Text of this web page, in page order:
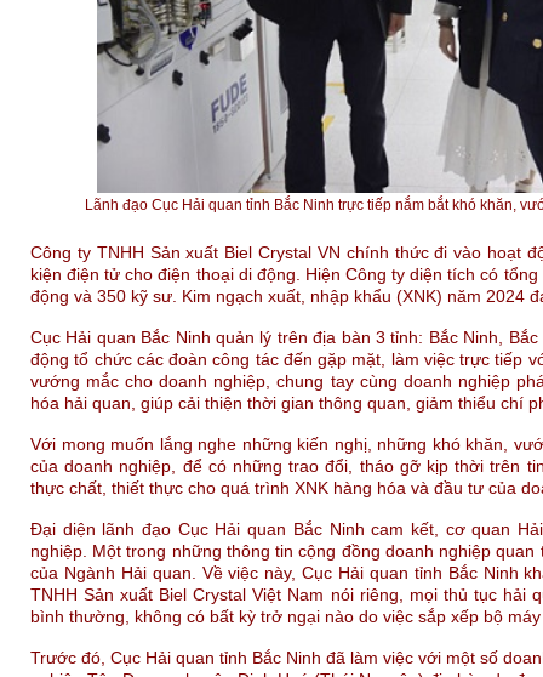
Lãnh đạo Cục Hải quan tỉnh Bắc Ninh trực tiếp nắm bắt khó khăn,
Công ty TNHH Sản xuất Biel Crystal VN chính thức đi vào hoạt
kiện điện tử cho điện thoại di động. Hiện Công ty diện tích có
động và 350 kỹ sư. Kim ngạch xuất, nhập khẩu (XNK) năm 2024
Cục Hải quan Bắc Ninh quản lý trên địa bàn 3 tỉnh: Bắc Ninh,
động tổ chức các đoàn công tác đến gặp mặt, làm việc trực tiếp
vướng mắc cho doanh nghiệp, chung tay cùng doanh nghiệp
hóa hải quan, giúp cải thiện thời gian thông quan, giảm thiểu chí
Với mong muốn lắng nghe những kiến nghị, những khó khăn,
của doanh nghiệp, để có những trao đổi, tháo gỡ kịp thời trên
thực chất, thiết thực cho quá trình XNK hàng hóa và đầu tư của
Đại diện lãnh đạo Cục Hải quan Bắc Ninh cam kết, cơ quan
nghiệp. Một trong những thông tin cộng đồng doanh nghiệp
của Ngành Hải quan. Về việc này, Cục Hải quan tỉnh Bắc Ninh
TNHH Sản xuất Biel Crystal Việt Nam nói riêng, mọi thủ tục
bình thường, không có bất kỳ trở ngại nào do việc sắp xếp bộ
Trước đó, Cục Hải quan tỉnh Bắc Ninh đã làm việc với một số